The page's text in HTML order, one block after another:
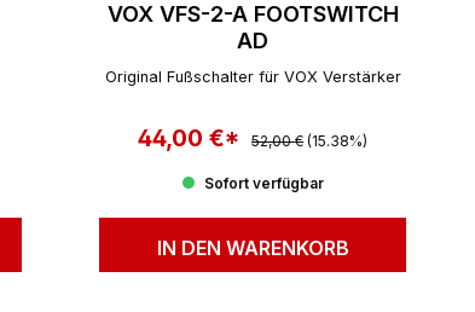
VOX VFS-2-A FOOTSWITCH
AD
Original Fußschalter für VOX Verstärker
Verkaufspreis:
44,00 €* Regulärer Preis:
52,00 € (15.38%)
Sofort verfügbar
IN DEN WARENKORB